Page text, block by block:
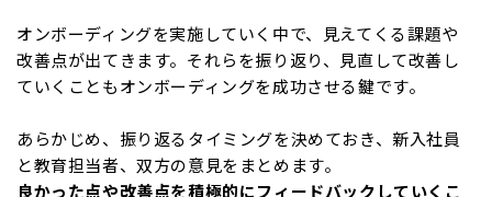
オンボーディングを実施していく中で、見えてくる課題や
改善点が出てきます。それらを振り返り、見直して改善し
ていくこともオンボーディングを成功させる鍵です。
あらかじめ、振り返るタイミングを決めておき、新入社員
と教育担当者、双方の意見をまとめます。
良かった点や改善点を積極的にフィードバックしていくこ